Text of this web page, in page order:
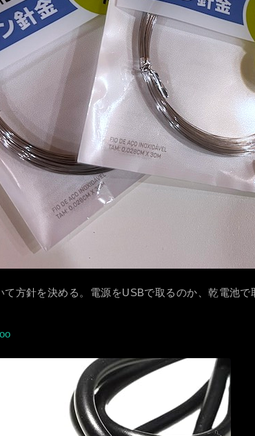
方針を決める。電源をUSBで取るのか、乾電池で